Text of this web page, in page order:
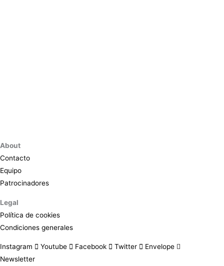
About
Contacto
Equipo
Patrocinadores
Legal
Política de cookies
Condiciones generales
Instagram Youtube Facebook Twitter
Envelope
Newsletter